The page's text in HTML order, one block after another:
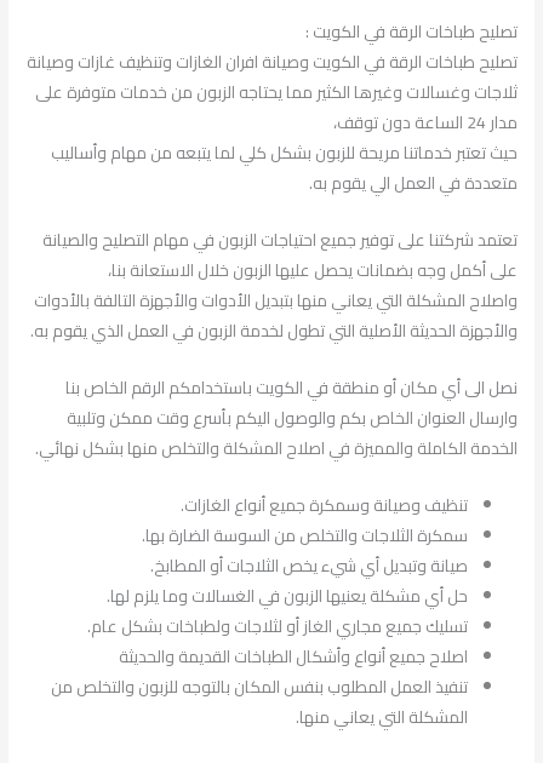
تصليح طباخات الرقة في الكويت :
تصليح طباخات الرقة في الكويت وصيانة افران الغازات وتنظيف غازات وصيانة
ثلاجات وغسالات وغيرها الكثير مما يحتاجه الزبون من خدمات متوفرة على
مدار 24 الساعة دون توقف،
حيث تعتبر خدماتنا مريحة للزبون بشكل كلي لما يتبعه من مهام وأساليب
متعددة في العمل الي يقوم به.
تعتمد شركتنا على توفير جميع احتياجات الزبون في مهام التصليح والصيانة
على أكمل وجه بضمانات يحصل عليها الزبون خلال الاستعانة بنا،
واصلاح المشكلة التي يعاني منها بتبديل الأدوات والأجهزة التالفة بالأدوات
والأجهزة الحديثة الأصلية التي تطول لخدمة الزبون في العمل الذي يقوم به.
نصل الى أي مكان أو منطقة في الكويت باستخدامكم الرقم الخاص بنا
وارسال العنوان الخاص بكم والوصول اليكم بأسرع وقت ممكن وتلبية
الخدمة الكاملة والمميزة في اصلاح المشكلة والتخلص منها بشكل نهائي.
تنظيف وصيانة وسمكرة جميع أنواع الغازات.
سمكرة الثلاجات والتخلص من السوسة الضارة بها.
صيانة وتبديل أي شيء يخص الثلاجات أو المطابخ.
حل أي مشكلة يعنيها الزبون في الغسالات وما يلزم لها.
تسليك جميع مجاري الغاز أو لثلاجات ولطباخات بشكل عام.
اصلاح جميع أنواع وأشكال الطباخات القديمة والحديثة
تنفيذ العمل المطلوب بنفس المكان بالتوجه للزبون والتخلص من
المشكلة التي يعاني منها.